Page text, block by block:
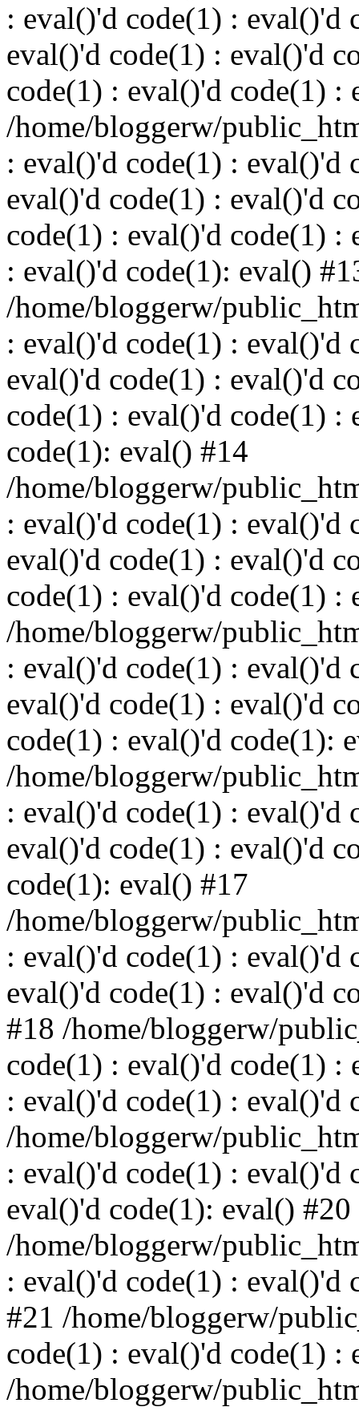
: eval()'d code(1) : eval()'d
eval()'d code(1) : eval()'d
code(1) : eval()'d code(1) :
/home/bloggerw/
: eval()'d code(1) : eval()'d
eval()'d code(1) : eval()'d
code(1) : eval()'d code(1) :
: eval()'d code(1): eval()
/home/bloggerw/
: eval()'d code(1) : eval()'d
eval()'d code(1) : eval()'d
code(1) : eval()'d code(1) :
code(1): eval() #14
/home/bloggerw/
: eval()'d code(1) : eval()'d
eval()'d code(1) : eval()'d
code(1) : eval()'d code(1) :
/home/bloggerw/
: eval()'d code(1) : eval()'d
eval()'d code(1) : eval()'d
code(1) : eval()'d code(1):
/home/bloggerw/
: eval()'d code(1) : eval()'d
eval()'d code(1) : eval()'d
code(1): eval() #17
/home/bloggerw/
: eval()'d code(1) : eval()'d
eval()'d code(1) : eval()'d
#18 /home/bloggerw/
code(1) : eval()'d code(1) :
: eval()'d code(1) : eval()'d
/home/bloggerw/
: eval()'d code(1) : eval()'d
eval()'d code(1): eval() #20
/home/bloggerw/
: eval()'d code(1) : eval()'d
#21 /home/bloggerw/
code(1) : eval()'d code(1) :
/home/bloggerw/